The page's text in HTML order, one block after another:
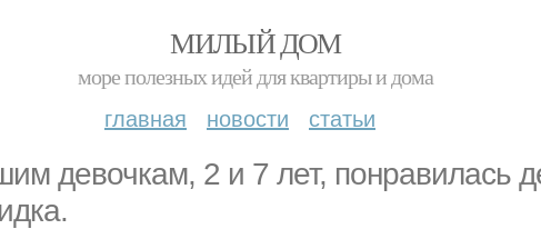
МИЛЫЙ ДОМ
море полезных идей для квартиры и дома
главная новости статьи
девочкам, 2 и 7 лет, понравилась